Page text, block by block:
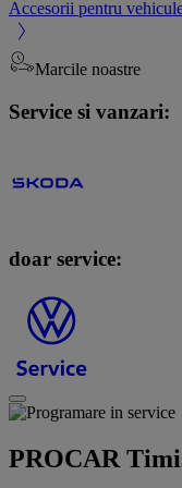
Accesorii pentru
Marcile noastre
Service si vanzari:
doar service:
PROCAR